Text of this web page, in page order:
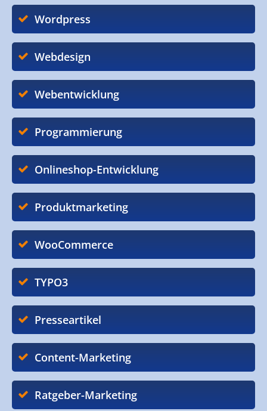
Wordpress
Webdesign
Webentwicklung
Programmierung
Onlineshop-Entwicklung
Produktmarketing
WooCommerce
TYPO3
Presseartikel
Content-Marketing
Ratgeber-Marketing